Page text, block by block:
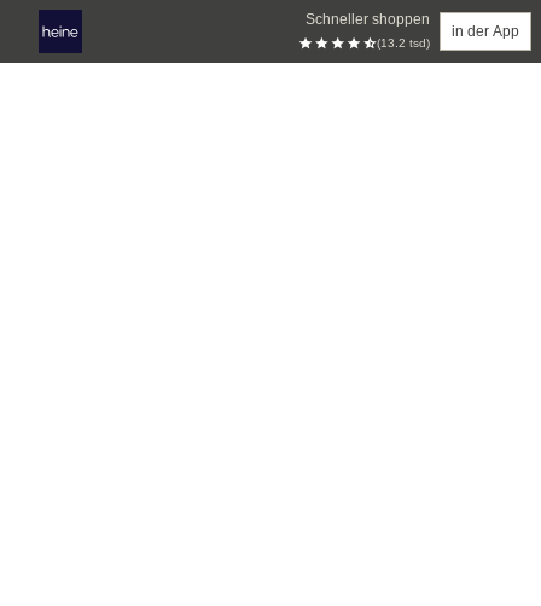
Schneller shoppen
(13.2 tsd)
in der App